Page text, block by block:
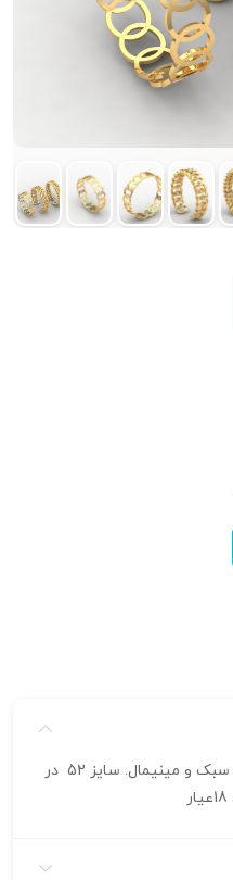
سه مدل انگشتر زنجیری(کارتیه ) سبک و مینیمال. سایز 52 در